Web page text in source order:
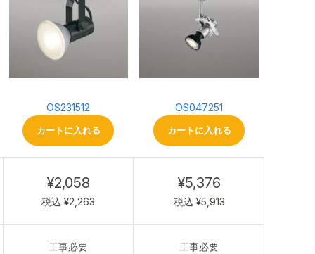
OS231512
カートに入れる
¥2,058
税込 ¥2,263
工事必要
OS047251
カートに入れる
¥5,376
税込 ¥5,913
工事必要